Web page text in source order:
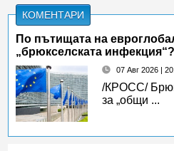
КОМЕНТАРИ
По пътищата на
„брюкселската инфекция“?
07 Авг 2026 |
/КРОСС/
за „общи ...